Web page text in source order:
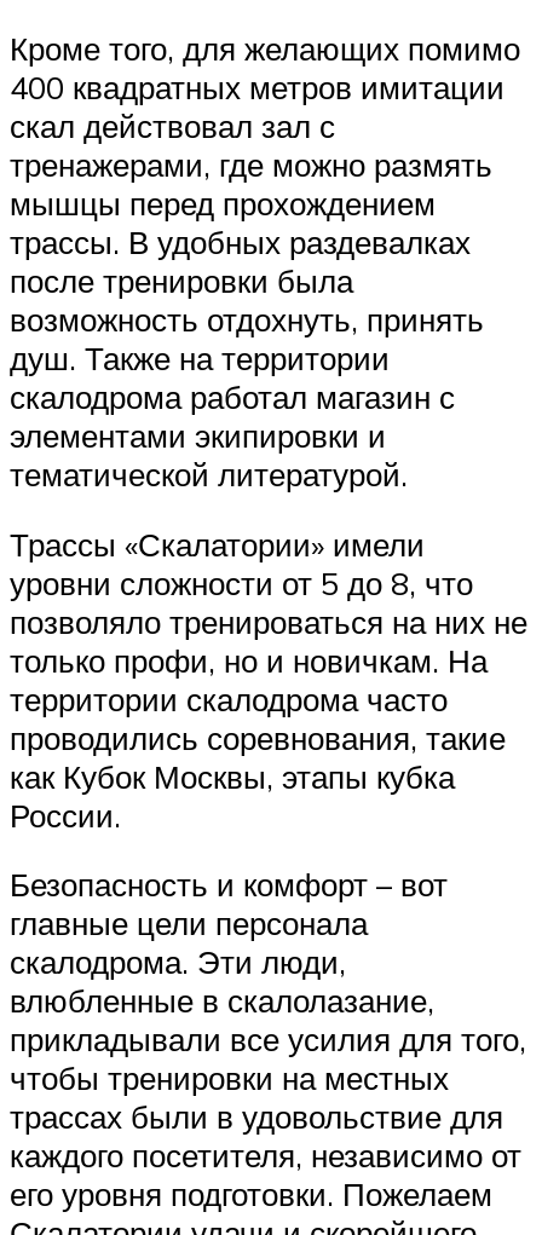
Кроме того, для желающих помимо
400 квадратных метров имитации
скал действовал зал с
тренажерами, где можно размять
мышцы перед прохождением
трассы. В удобных раздевалках
после тренировки была
возможность отдохнуть, принять
душ. Также на территории
скалодрома работал магазин с
элементами экипировки и
тематической литературой.
Трассы «Скалатории» имели
уровни сложности от 5 до 8, что
позволяло тренироваться на них не
только профи, но и новичкам. На
территории скалодрома часто
проводились соревнования, такие
как Кубок Москвы, этапы кубка
России.
Безопасность и комфорт – вот
главные цели персонала
скалодрома. Эти люди,
влюбленные в скалолазание,
прикладывали все усилия для того,
чтобы тренировки на местных
трассах были в удовольствие для
каждого посетителя, независимо от
его уровня подготовки. Пожелаем